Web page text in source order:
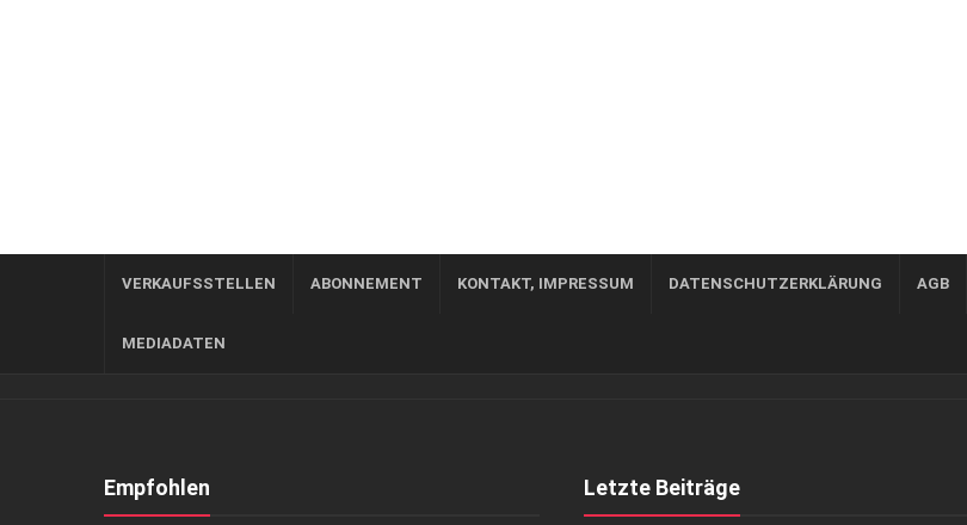
VERKAUFSSTELLEN ABONNEMENT KONTAKT, IMPRESSUM DATENSCHUTZERKLÄRUNG AGB
MEDIADATEN
Empfohlen Letzte Beiträge